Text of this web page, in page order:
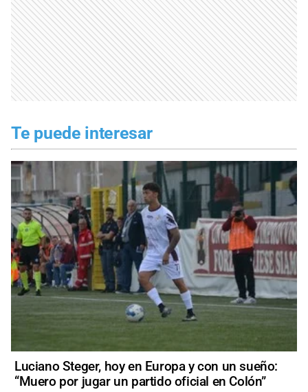
Te puede interesar
Luciano Steger, hoy en Europa y con un sueño:
“Muero por jugar un partido oficial en Colón”